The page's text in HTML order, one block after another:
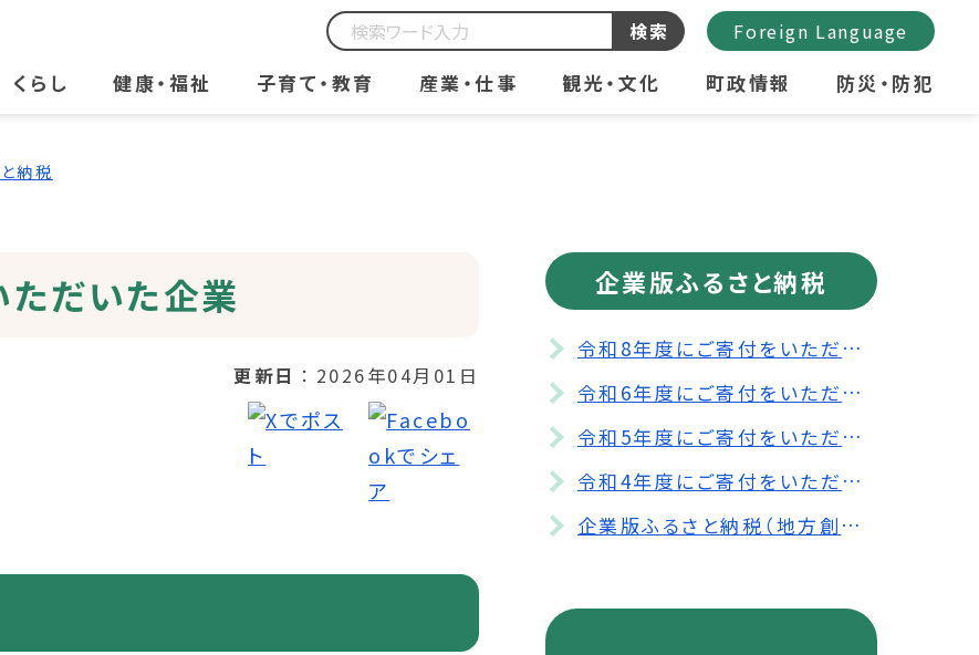
くらし 健康・福祉 子育て・教育 産業・仕事 観光・文化 町政情報 防災・防犯
検索 Foreign Language
納税
だいた企業
更新日 2026年04月01日
企業版ふるさと納税
令和8年度にご寄付をいただいた企業
令和6年度にご寄付をいただいた企業
令和5年度にご寄付をいただいた企業
令和4年度にご寄付をいただいた企業
企業版ふるさと納税（地方創生応援税制）を活用した寄附の募集について